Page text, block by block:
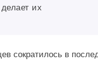
их
сократилось в